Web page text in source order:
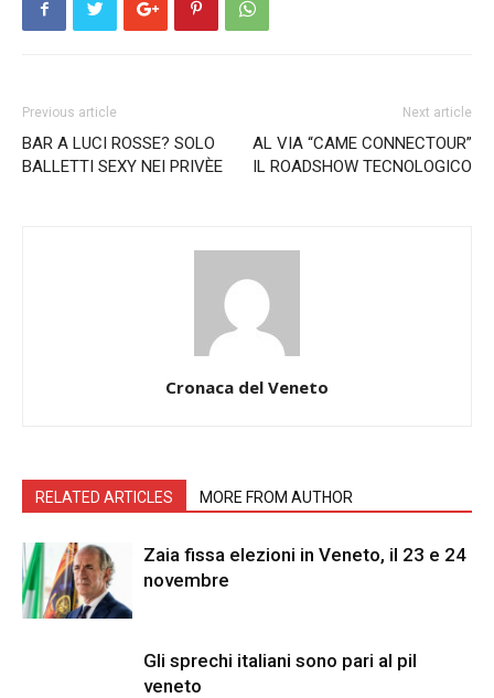
Previous article
BAR A LUCI ROSSE? SOLO
BALLETTI SEXY NEI PRIVÈE
Next article
AL VIA “CAME CONNECTOUR”
IL ROADSHOW TECNOLOGICO
Cronaca del Veneto
RELATED ARTICLES MORE FROM AUTHOR
Zaia fissa elezioni in Veneto, il 23 e 24
novembre
Gli sprechi italiani sono pari al pil
veneto